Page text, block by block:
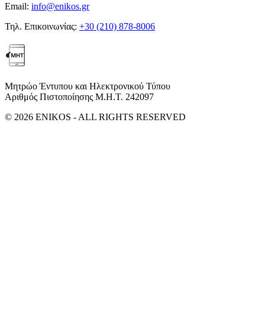
Email: info@enikos.gr
Τηλ. Επικοινωνίας: +30 (210) 878-8006
Μητρώο Έντυπου και Ηλεκτρονικού Τύπου
Αριθμός Πιστοποίησης Μ.Η.Τ. 242097
© 2026 ENIKOS - ALL RIGHTS RESERVED